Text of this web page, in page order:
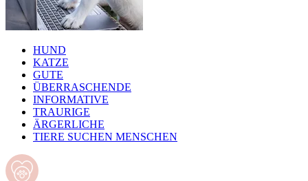
HUND
KATZE
GUTE
ÜBERRASCHENDE
INFORMATIVE
TRAURIGE
ÄRGERLICHE
TIERE SUCHEN MENSCHEN